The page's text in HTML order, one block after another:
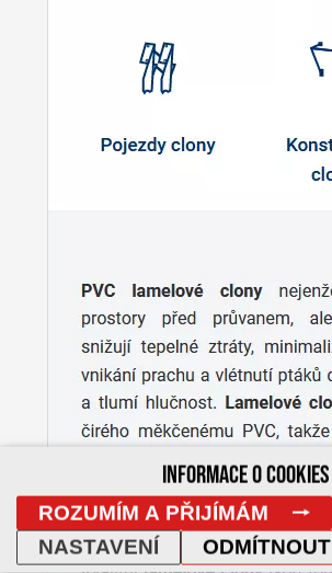
INFORMACE O COOKIES
ROZUMÍM A PŘIJÍMÁM
ODMÍTNOUT
NASTAVENÍ